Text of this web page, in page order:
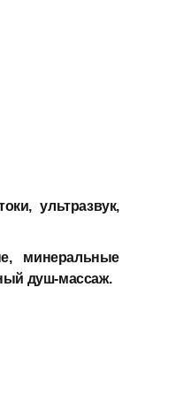
ультразвук,
минеральные
душ-массаж.